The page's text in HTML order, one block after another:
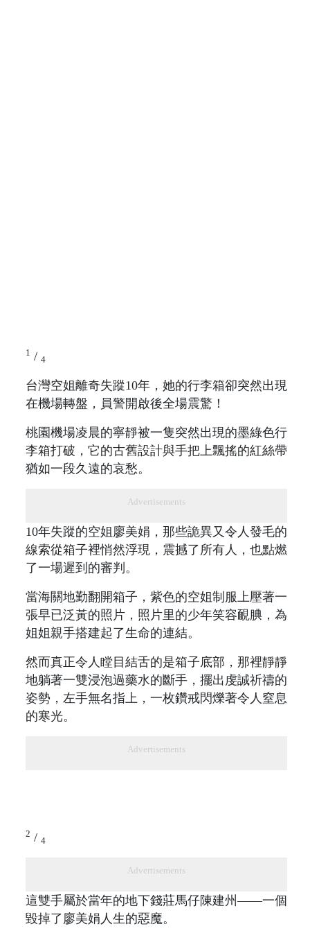
1 / 4
台灣空姐離奇失蹤10年，她的行李箱卻突然出現
在機場轉盤，員警開啟後全場震驚！
桃園機場凌晨的寧靜被一隻突然出現的墨綠色行
李箱打破，它的古舊設計與手把上飄搖的紅絲帶
猶如一段久遠的哀愁。
Advertisements
10年失蹤的空姐廖美娟，那些詭異又令人發毛的
線索從箱子裡悄然浮現，震撼了所有人，也點燃
了一場遲到的審判。
當海關地勤翻開箱子，紫色的空姐制服上壓著一
張早已泛黃的照片，照片里的少年笑容靦腆，為
姐姐親手搭建起了生命的連結。
然而真正令人瞠目結舌的是箱子底部，那裡靜靜
地躺著一雙浸泡過藥水的斷手，擺出虔誠祈禱的
姿勢，左手無名指上，一枚鑽戒閃爍著令人窒息
的寒光。
Advertisements
2 / 4
Advertisements
這雙手屬於當年的地下錢莊馬仔陳建州——一個
毀掉了廖美娟人生的惡魔。